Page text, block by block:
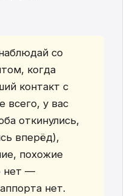
со
когда
контакт с
всего, у вас
откинулись,
вперёд),
похожие
нет —
нет.